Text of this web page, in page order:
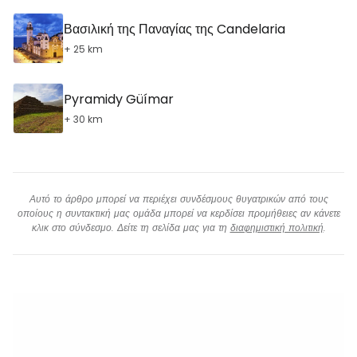
Βασιλική της Παναγίας της Candelaria
+ 25 km
Pyramidy Güímar
+ 30 km
Αυτό το άρθρο μπορεί να περιέχει συνδέσμους θυγατρικών από τους
οποίους η συντακτική μας ομάδα μπορεί να κερδίσει προμήθειες αν κάνετε
κλικ στο σύνδεσμο. Δείτε τη σελίδα μας για τη διαφημιστική πολιτική.